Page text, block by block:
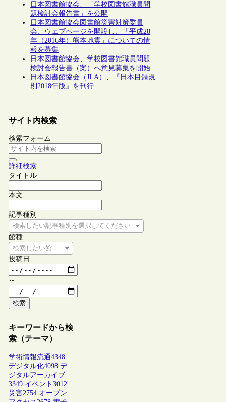
日本図書館協会、「学校図書館職員問
題検討会報告書」を公開
日本図書館協会図書館災害対策委員
会、ウェブページを開設し、「平成28
年（2016年）熊本地震」についての情
報を募集
日本図書館協会、学校図書館職員問題
検討会報告書（案）へ意見募集を開始
日本図書館協会（JLA）、『日本目録規
則2018年版』を刊行
サイト内検索
検索フォーム
詳細検索
タイトル
本文
記事種別
検索したい記事種別を選択してください
館種
検索したい館種を選択してください
投稿日
～
検索
キーワードから検
索（テーマ）
学術情報流通4348
デジタル化4098 デ
ジタルアーカイブ
3349 イベント 3012
災害2754 オープン